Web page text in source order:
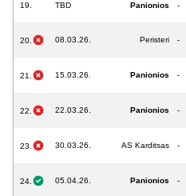
19. TBD Panionios -
20. 08.03.26. Peristeri -
21. 15.03.26. Panionios -
22. 22.03.26. Panionios -
23. 30.03.26. AS Karditsas -
24. 05.04.26. Panionios -